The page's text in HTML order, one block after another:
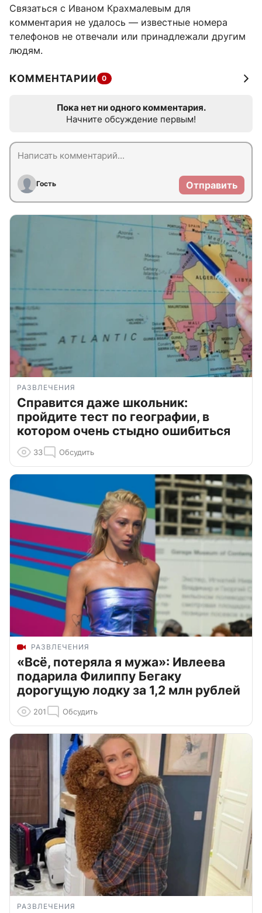
Связаться с Иваном Крахмалевым для
комментария не удалось — известные номера
телефонов не отвечали или принадлежали другим
людям.
КОММЕНТАРИИ 0
Пока нет ни одного комментария.
Начните обсуждение первым!
Гость Отправить
РАЗВЛЕЧЕНИЯ
Справится даже школьник:
пройдите тест по географии, в
котором очень стыдно ошибиться
33 Обсудить
РАЗВЛЕЧЕНИЯ
«Всё, потеряла я мужа»: Ивлеева
подарила Филиппу Бегаку
дорогущую лодку за 1,2 млн рублей
201 Обсудить
РАЗВЛЕЧЕНИЯ